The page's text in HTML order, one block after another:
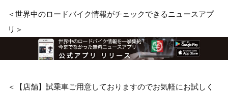
＜世界中のロードバイク情報がチェックできるニュースアプ
リ＞
＜【店舗】試乗車ご用意しておりますのでお気軽にお試しく